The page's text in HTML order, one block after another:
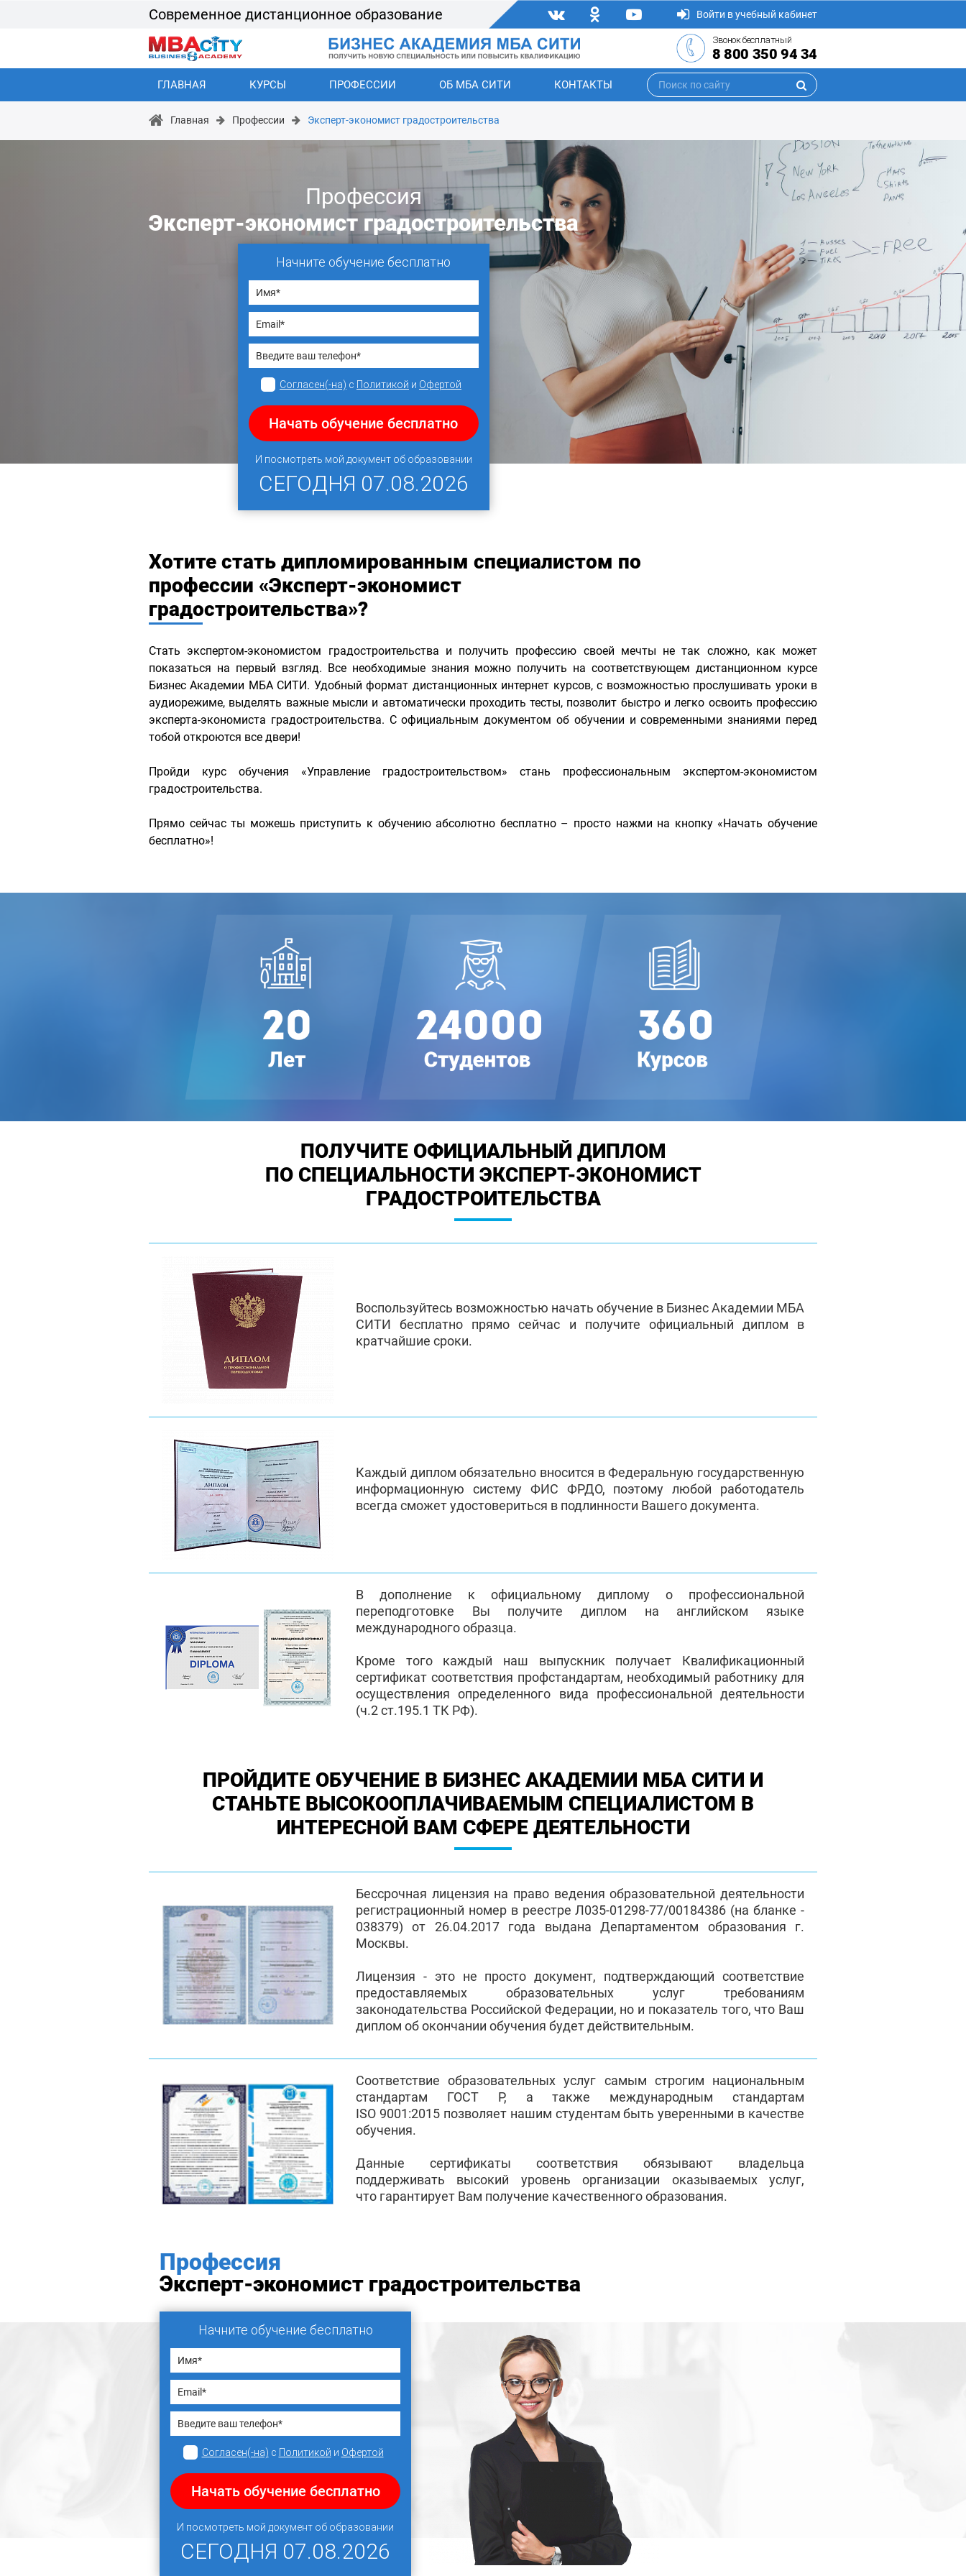
Современное дистанционное образование Войти в учебный кабинет
Звонок бесплатный
8 800 350 94 34
ГЛАВНАЯ КУРСЫ ПРОФЕССИИ ОБ МБА СИТИ КОНТАКТЫ
Главная Профессии Эксперт-экономист градостроительства
Профессия
Эксперт-экономист градостроительства
Начните обучение бесплатно
Согласен(-на) с Политикой и Офертой
Начать обучение бесплатно
И посмотреть мой документ об образовании
СЕГОДНЯ 07.08.2026
Хотите стать дипломированным специалистом по
профессии «Эксперт-экономист
градостроительства»?
Стать экспертом-экономистом градостроительства и получить профессию своей мечты не так сложно, как может
показаться на первый взгляд. Все необходимые знания можно получить на соответствующем дистанционном курсе
Бизнес Академии МБА СИТИ. Удобный формат дистанционных интернет курсов, с возможностью прослушивать уроки в
аудиорежиме, выделять важные мысли и автоматически проходить тесты, позволит быстро и легко освоить профессию
эксперта-экономиста градостроительства. С официальным документом об обучении и современными знаниями перед
тобой откроются все двери!
Пройди курс обучения «Управление градостроительством» стань профессиональным экспертом-экономистом
градостроительства.
Прямо сейчас ты можешь приступить к обучению абсолютно бесплатно – просто нажми на кнопку «Начать обучение
бесплатно»!
ПОЛУЧИТЕ ОФИЦИАЛЬНЫЙ ДИПЛОМ
ПО СПЕЦИАЛЬНОСТИ ЭКСПЕРТ-ЭКОНОМИСТ
ГРАДОСТРОИТЕЛЬСТВА
Воспользуйтесь возможностью начать обучение в Бизнес Академии МБА
СИТИ бесплатно прямо сейчас и получите официальный диплом в
кратчайшие сроки.
Каждый диплом обязательно вносится в Федеральную государственную
информационную систему ФИС ФРДО, поэтому любой работодатель
всегда сможет удостовериться в подлинности Вашего документа.
В дополнение к официальному диплому о профессиональной
переподготовке Вы получите диплом на английском языке
международного образца.
Кроме того каждый наш выпускник получает Квалификационный
сертификат соответствия профстандартам, необходимый работнику для
осуществления определенного вида профессиональной деятельности
(ч.2 ст.195.1 ТК РФ).
ПРОЙДИТЕ ОБУЧЕНИЕ В БИЗНЕС АКАДЕМИИ МБА СИТИ И
СТАНЬТЕ ВЫСОКООПЛАЧИВАЕМЫМ СПЕЦИАЛИСТОМ В
ИНТЕРЕСНОЙ ВАМ СФЕРЕ ДЕЯТЕЛЬНОСТИ
Бессрочная лицензия на право ведения образовательной деятельности
регистрационный номер в реестре Л035-01298-77/00184386 (на бланке -
038379) от 26.04.2017 года выдана Департаментом образования г.
Москвы.
Лицензия - это не просто документ, подтверждающий соответствие
предоставляемых образовательных услуг требованиям
законодательства Российской Федерации, но и показатель того, что Ваш
диплом об окончании обучения будет действительным.
Соответствие образовательных услуг самым строгим национальным
стандартам ГОСТ Р, а также международным стандартам
ISO 9001:2015 позволяет нашим студентам быть уверенными в качестве
обучения.
Данные сертификаты соответствия обязывают владельца
поддерживать высокий уровень организации оказываемых услуг,
что гарантирует Вам получение качественного образования.
Профессия
Эксперт-экономист градостроительства
Начните обучение бесплатно
Согласен(-на) с Политикой и Офертой
Начать обучение бесплатно
И посмотреть мой документ об образовании
СЕГОДНЯ 07.08.2026